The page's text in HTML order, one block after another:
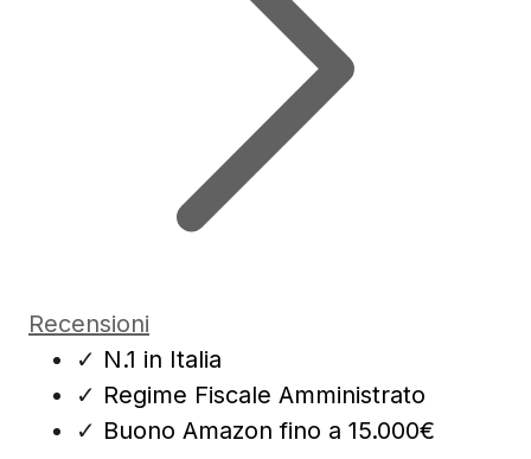
Recensioni
✓ N.1 in Italia
✓ Regime Fiscale Amministrato
✓ Buono Amazon fino a 15.000€